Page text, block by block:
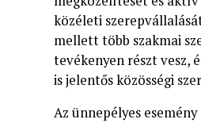
közéleti
mellett több szakmai
tevékenyen részt vesz,
is jelentős közösségi
Az ünnepélyes